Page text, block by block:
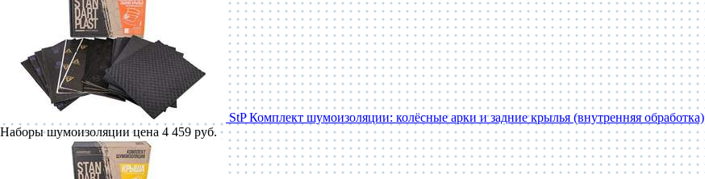
StP Комплект шумоизоляции: колёсные арки и задние крылья (внутренняя обработка)
Наборы шумоизоляции цена 4 459 руб.